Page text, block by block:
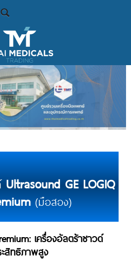
Ultrasound GE LOGIQ
(มือสอง)
เครื่องอัลตร้าซาวด์
สิทธิภาพสูง